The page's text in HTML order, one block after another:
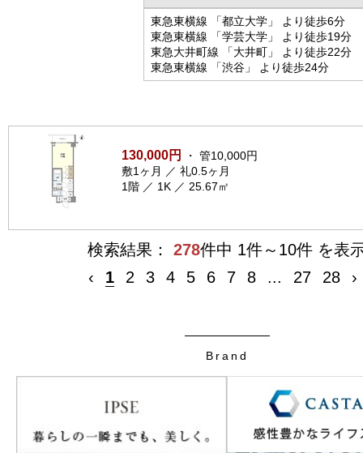
東急東横線 「都立大学」 より徒歩6分
東急東横線 「学芸大学」 より徒歩19分
東急大井町線 「大井町」 より徒歩22分
東急東横線 「渋谷」 より徒歩24分
130,000円
・ 管10,000円
敷1ヶ月 ／ 礼0.5ヶ月
1階 ／ 1K ／ 25.67㎡
検索結果： 278件中 1件～10件 を表
‹
1 2 3 4 5 6 7 8 ... 27 28 ›
Brand